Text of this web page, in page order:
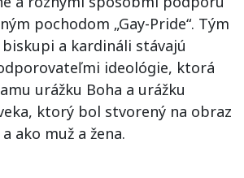
pochodom „Gay-Pride“. Tým
a kardináli stávajú
ideológie, ktorá
urážku Boha a urážku
ktorý bol stvorený na obraz
ako muž a žena.